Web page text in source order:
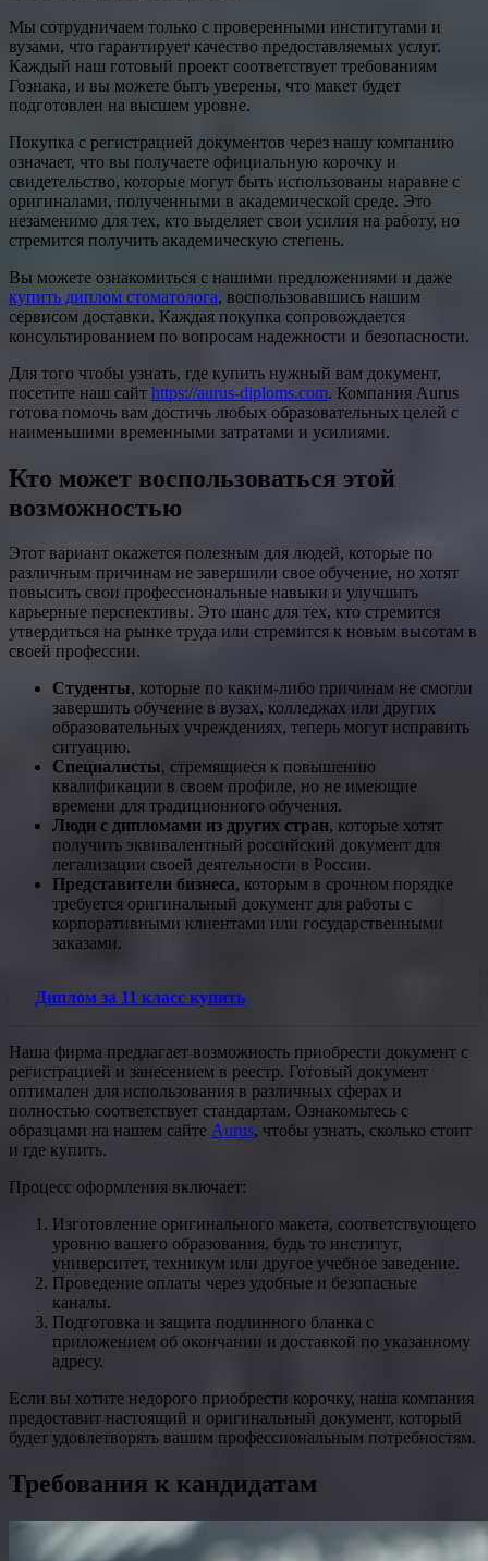
Мы сотрудничаем только с проверенными институтами и
вузами, что гарантирует качество предоставляемых услуг.
Каждый наш готовый проект соответствует требованиям
Гознака, и вы можете быть уверены, что макет будет
подготовлен на высшем уровне.
Покупка с регистрацией документов через нашу компанию
означает, что вы получаете официальную корочку и
свидетельство, которые могут быть использованы наравне с
оригиналами, полученными в академической среде. Это
незаменимо для тех, кто выделяет свои усилия на работу, но
стремится получить академическую степень.
Вы можете ознакомиться с нашими предложениями и даже
купить диплом стоматолога, воспользовавшись нашим
сервисом доставки. Каждая покупка сопровождается
консультированием по вопросам надежности и безопасности.
Для того чтобы узнать, где купить нужный вам документ,
посетите наш сайт https://aurus-diploms.com. Компания Aurus
готова помочь вам достичь любых образовательных целей с
наименьшими временными затратами и усилиями.
Кто может воспользоваться этой
возможностью
Этот вариант окажется полезным для людей, которые по
различным причинам не завершили свое обучение, но хотят
повысить свои профессиональные навыки и улучшить
карьерные перспективы. Это шанс для тех, кто стремится
утвердиться на рынке труда или стремится к новым высотам в
своей профессии.
Студенты, которые по каким-либо причинам не смогли
завершить обучение в вузах, колледжах или других
образовательных учреждениях, теперь могут исправить
ситуацию.
Специалисты, стремящиеся к повышению
квалификации в своем профиле, но не имеющие
времени для традиционного обучения.
Люди с дипломами из других стран, которые хотят
получить эквивалентный российский документ для
легализации своей деятельности в России.
Представители бизнеса, которым в срочном порядке
требуется оригинальный документ для работы с
корпоративными клиентами или государственными
заказами.
Диплом за 11 класс купить
Наша фирма предлагает возможность приобрести документ с
регистрацией и занесением в реестр. Готовый документ
оптимален для использования в различных сферах и
полностью соответствует стандартам. Ознакомьтесь с
образцами на нашем сайте Aurus, чтобы узнать, сколько стоит
и где купить.
Процесс оформления включает:
Изготовление оригинального макета, соответствующего
уровню вашего образования, будь то институт,
университет, техникум или другое учебное заведение.
Проведение оплаты через удобные и безопасные
каналы.
Подготовка и защита подлинного бланка с
приложением об окончании и доставкой по указанному
адресу.
Если вы хотите недорого приобрести корочку, наша компания
предоставит настоящий и оригинальный документ, который
будет удовлетворять вашим профессиональным потребностям.
Требования к кандидатам